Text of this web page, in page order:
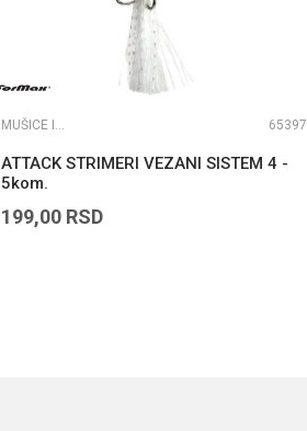
MUŠICE I STRIMERI 65397
ATTACK STRIMERI VEZANI SISTEM 4 -
5kom.
199,00 RSD